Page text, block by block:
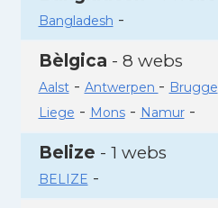
Bangladesh -
Bèlgica - 8 webs
Aalst- Antwerpen - Brugge
Liege - Mons- Namur-
Belize - 1 webs
BELIZE -